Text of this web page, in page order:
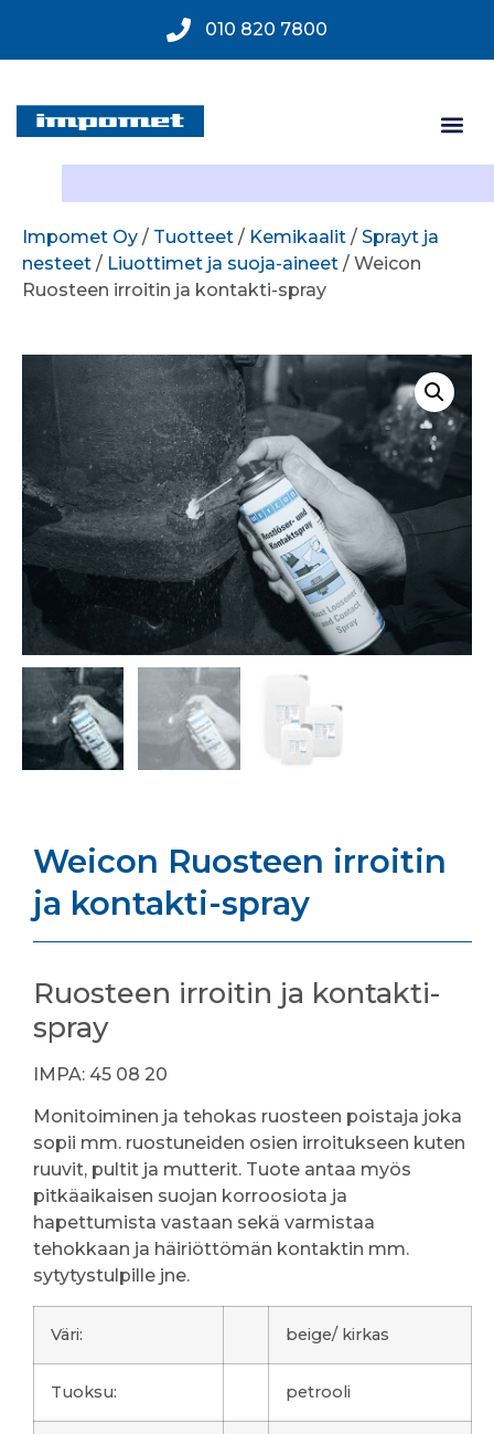
010 820 7800
Impomet Oy / Tuotteet / Kemikaalit / Sprayt ja
nesteet / Liuottimet ja suoja-aineet / Weicon
Ruosteen irroitin ja kontakti-spray
Weicon Ruosteen irroitin
ja kontakti-spray
Ruosteen irroitin ja kontakti-
spray
IMPA: 45 08 20
Monitoiminen ja tehokas ruosteen poistaja joka
sopii mm. ruostuneiden osien irroitukseen kuten
ruuvit, pultit ja mutterit. Tuote antaa myös
pitkäaikaisen suojan korroosiota ja
hapettumista vastaan sekä varmistaa
tehokkaan ja häiriöttömän kontaktin mm.
sytytystulpille jne.
Väri: beige/ kirkas
Tuoksu: petrooli